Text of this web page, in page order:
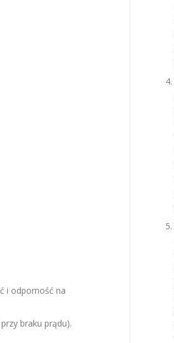
i odporność na
braku prądu).